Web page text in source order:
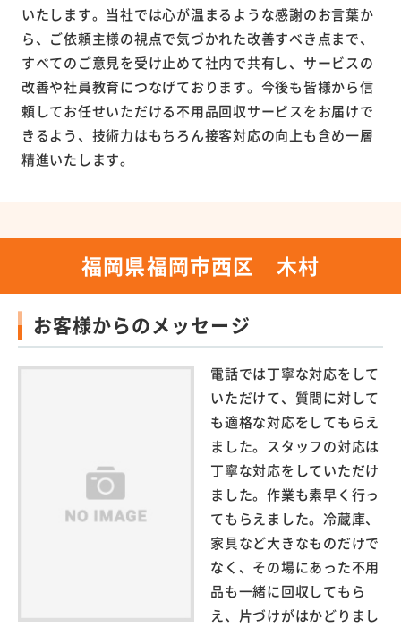
いたします。当社では心が温まるような感謝のお言葉か
ら、ご依頼主様の視点で気づかれた改善すべき点まで、
すべてのご意見を受け止めて社内で共有し、サービスの
改善や社員教育につなげております。今後も皆様から信
頼してお任せいただける不用品回収サービスをお届けで
きるよう、技術力はもちろん接客対応の向上も含め一層
精進いたします。
福岡県福岡市西区 木村
お客様からのメッセージ
電話では丁寧な対応をして
いただけて、質問に対して
も適格な対応をしてもらえ
ました。スタッフの対応は
丁寧な対応をしていただけ
ました。作業も素早く行っ
てもらえました。冷蔵庫、
家具など大きなものだけで
なく、その場にあった不用
品も一緒に回収してもら
え、片づけがはかどりまし